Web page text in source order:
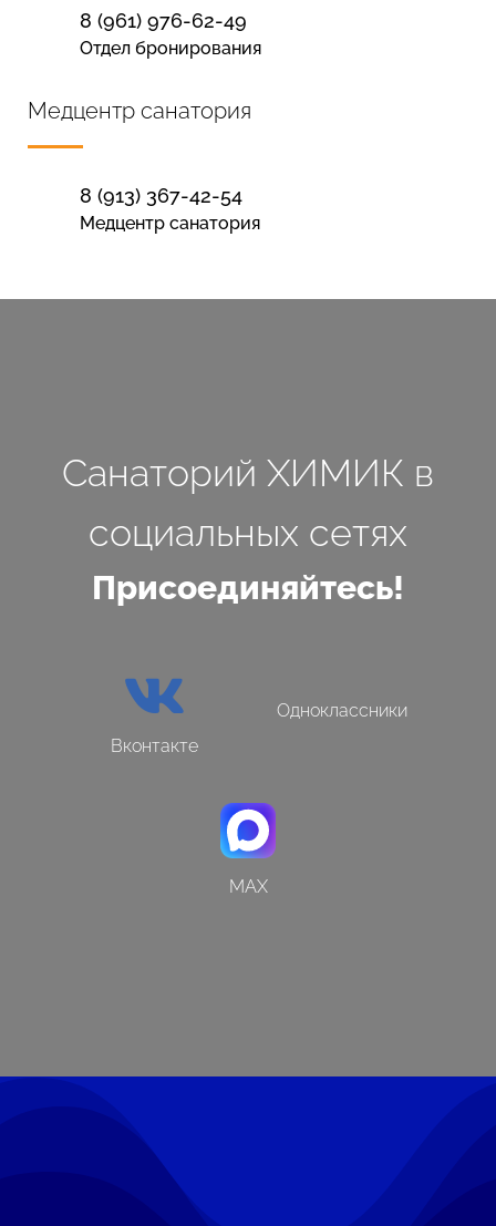
8 (961) 976-62-49
Отдел бронирования
Медцентр санатория
8 (913) 367-42-54
Медцентр санатория
Санаторий ХИМИК в
социальных сетях
Присоединяйтесь!

Вконтакте
Одноклассники
MAX